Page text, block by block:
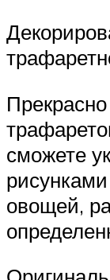
сможете
овощей,